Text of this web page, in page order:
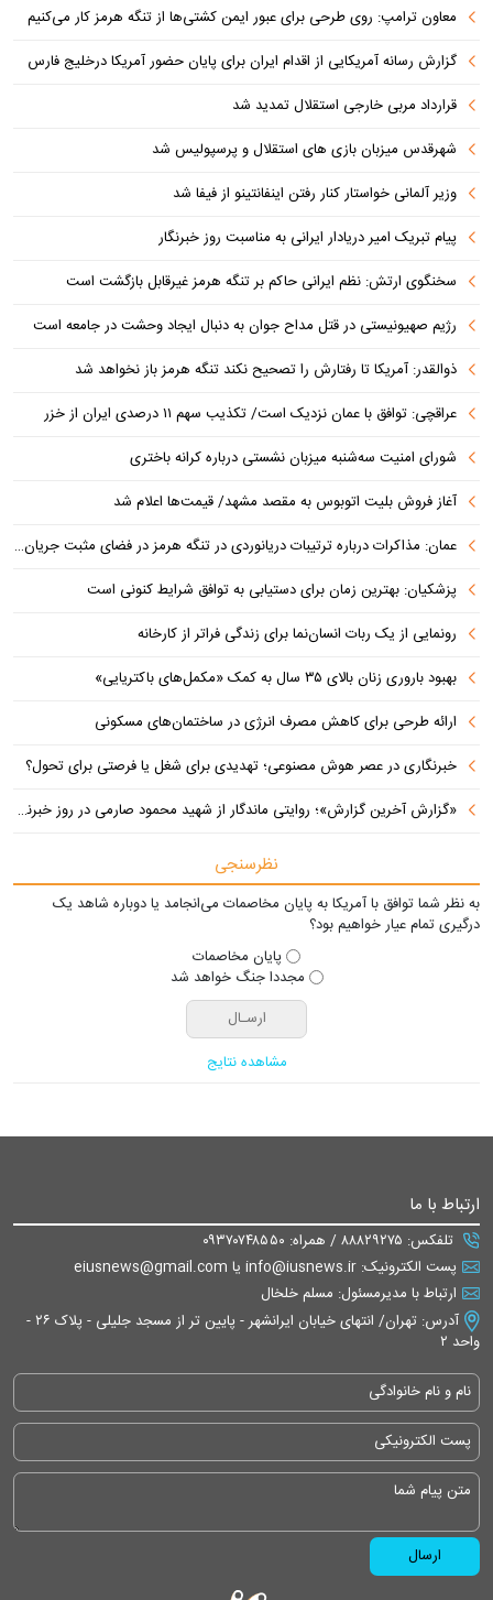
معاون ترامپ: روی طرحی برای عبور ایمن کشتی‌ها از تنگه هرمز کار می‌کنیم
گزارش رسانه آمریکایی از اقدام ایران برای پایان حضور آمریکا درخلیج فارس
قرارداد مربی خارجی استقلال تمدید شد
شهرقدس میزبان بازی های استقلال و پرسپولیس شد
وزیر آلمانی خواستار کنار رفتن اینفانتینو از فیفا شد
پیام تبریک امیر دریادار ایرانی به مناسبت روز خبرنگار
سخنگوی ارتش: نظم ایرانی حاکم بر تنگه هرمز غیرقابل بازگشت است
رژیم صهیونیستی در قتل مداح جوان به دنبال ایجاد وحشت در جامعه است
ذوالقدر: آمریکا تا رفتارش را تصحیح نکند تنگه هرمز باز نخواهد شد
عراقچی: توافق با عمان نزدیک است/ تکذیب سهم ۱۱ درصدی ایران از خزر
شورای امنیت سه‌شنبه میزبان نشستی درباره کرانه باختری
آغاز فروش بلیت اتوبوس به مقصد مشهد/ قیمت‌ها اعلام شد
عمان: مذاکرات درباره ترتیبات دریانوردی در تنگه هرمز در فضای مثبت جریان دارد
پزشکیان‌: بهترین زمان برای دستیابی به توافق شرایط کنونی است
رونمایی از یک ربات انسان‌نما برای زندگی فراتر از کارخانه
بهبود باروری زنان بالای ۳۵ سال به کمک «مکمل‌های باکتریایی»
ارائه طرحی برای کاهش مصرف انرژی در ساختمان‌های مسکونی
خبرنگاری در عصر هوش مصنوعی؛ تهدیدی برای شغل یا فرصتی برای تحول؟
«گزارش آخرین گزارش»؛ روایتی ماندگار از شهید محمود صارمی در روز خبرنگار
نظرسنجی
به نظر شما توافق با آمریکا به پایان مخاصمات می‌انجامد یا دوباره شاهد یک
درگیری تمام عیار خواهیم بود؟
پایان مخاصمات
مجددا جنگ خواهد شد
مشاهده نتایج
ارتباط با ما
تلفکس: ۸۸۸۲۹۲۷۵ / همراه: ۰۹۳۷۰۷۴۸۵۵۰
پست الکترونیک: info@iusnews.ir یا eiusnews@gmail.com
ارتباط با مدیرمسئول: مسلم خلخال
آدرس: تهران/ انتهای خیابان ایرانشهر - پایین تر از مسجد جلیلی - پلاک ۲۶ -
واحد ۲